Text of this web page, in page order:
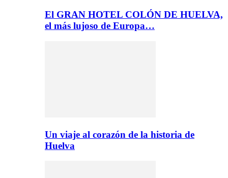
El GRAN HOTEL COLÓN DE HUELVA,
el más lujoso de Europa…
Un viaje al corazón de la historia de
Huelva